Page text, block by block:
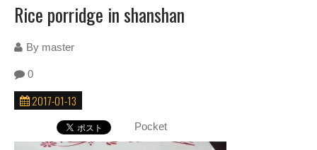
Rice porridge in shanshan
By master
0
2017-01-13
Pocket